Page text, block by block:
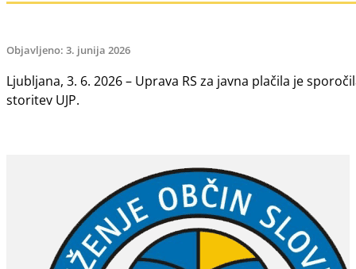
Objavljeno: 3. junija 2026
Ljubljana, 3. 6. 2026 – Uprava RS za javna plačila je
storitev UJP.